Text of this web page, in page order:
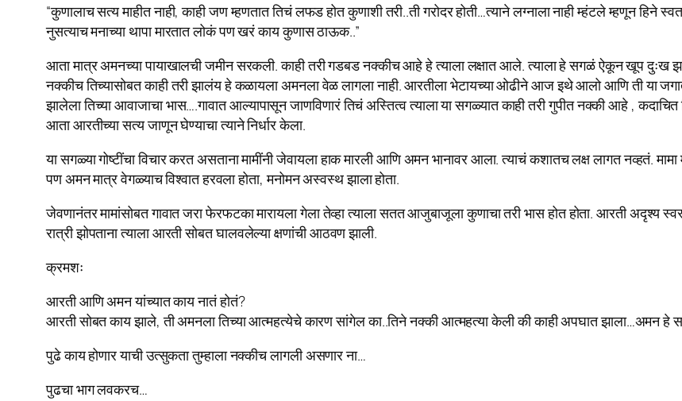
“कुणालाच सत्य माहीत नाही, काही जण म्हणतात तिचं लफड होत कुणाशी तरी..ती गरोदर होती…त्याने लग्नाला नाही म्हंटले म्हणून
नुसत्याच मनाच्या थापा मारतात लोकं पण खरं काय कुणास ठाऊक..”
आता मात्र अमनच्या पायाखालची जमीन सरकली. काही तरी गडबड नक्कीच आहे हे त्याला लक्षात आले. त्याला हे सगळं ऐकून खूप दुःख
नक्कीच तिच्यासोबत काही तरी झालंय हे कळायला अमनला वेळ लागला नाही. आरतीला भेटायच्या ओढीने आज इथे आलो आणि ती या जगात
झालेला तिच्या आवाजाचा भास….गावात आल्यापासून जाणविणारं तिचं अस्तित्व त्याला या सगळ्यात काही तरी गुपीत नक्की आहे ,
आता आरतीच्या सत्य जाणून घेण्याचा त्याने निर्धार केला.
या सगळ्या गोष्टींचा विचार करत असताना मामींनी जेवायला हाक मारली आणि अमन भानावर आला. त्याचं कशातच लक्ष लागत नव्हतं.
पण अमन मात्र वेगळ्याच विश्वात हरवला होता, मनोमन अस्वस्थ झाला होता.
जेवणानंतर मामांसोबत गावात जरा फेरफटका मारायला गेला तेव्हा त्याला सतत आजुबाजूला कुणाचा तरी भास होत होता. आरती अदृश्य
रात्री झोपताना त्याला आरती सोबत घालवलेल्या क्षणांची आठवण झाली.
क्रमशः
आरती आणि अमन यांच्यात काय नातं होतं?
आरती सोबत काय झाले, ती अमनला तिच्या आत्महत्येचे कारण सांगेल का..तिने नक्की आत्महत्या केली की काही अपघात झाला…अमन हे
पुढे काय होणार याची उत्सुकता तुम्हाला नक्कीच लागली असणार ना…
पुढचा भाग लवकरच…